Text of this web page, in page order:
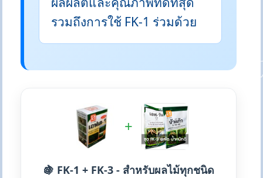
รวมถึงการใช้ FK-1 ร่วมด้วย
+
🍇 FK-1 + FK-3 - สำหรับผลไม้ทุกชนิด